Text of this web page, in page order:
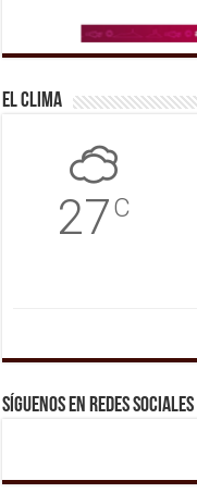
El Clima
27C
Síguenos en Redes Sociales